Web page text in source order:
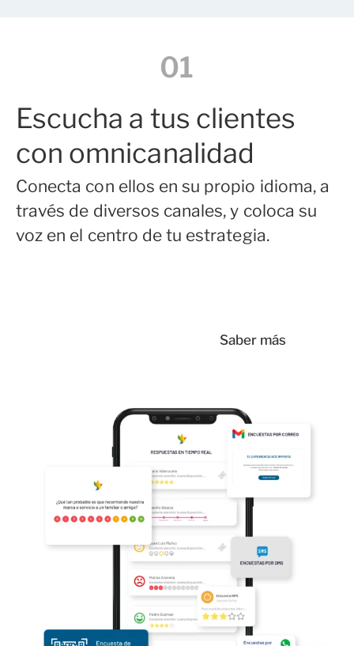
01
Escucha a tus clientes
con omnicanalidad
Conecta con ellos en su propio idioma, a
través de diversos canales, y coloca su
voz en el centro de tu estrategia.
Saber más